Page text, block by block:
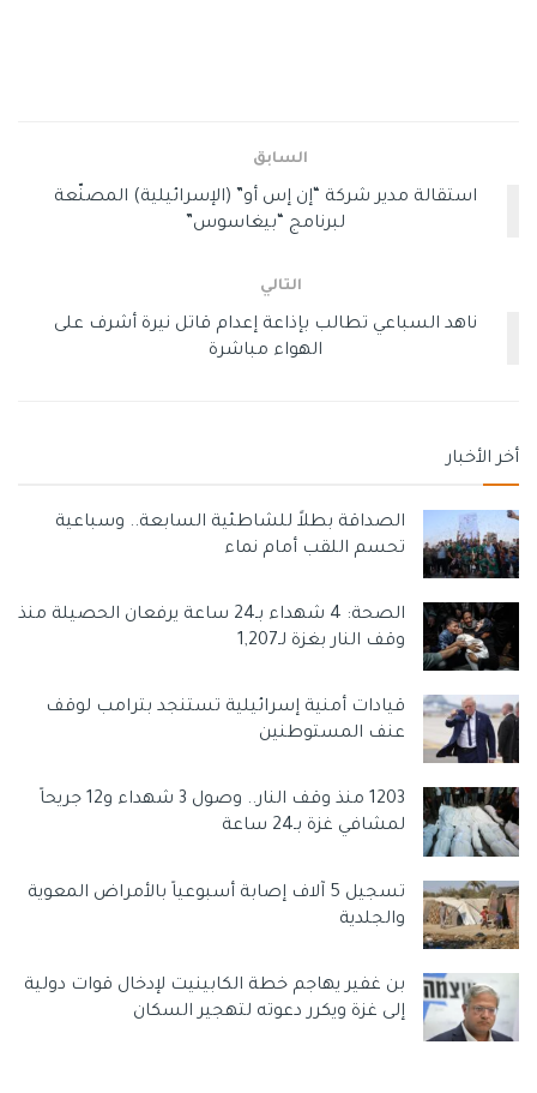
وفاة الزعيم الروحي لحزب شاسالسابق
استقالة مدير شركة “إن إس أو” (الإسرائيلية) المصنّعة
لبرنامج “بيغاسوس”
التالي
ناهد السباعي تطالب بإذاعة إعدام قاتل نيرة أشرف على
الهواء مباشرة
أخر الأخبار
الصداقة بطلاً للشاطئية السابعة.. وسباعية
تحسم اللقب أمام نماء
الصحة: 4 شهداء بـ24 ساعة يرفعان الحصيلة منذ
وقف النار بغزة لـ1,207
قيادات أمنية إسرائيلية تستنجد بترامب لوقف
عنف المستوطنين
1203 منذ وقف النار.. وصول 3 شهداء و12 جريحاً
لمشافي غزة بـ24 ساعة
تسجيل 5 آلاف إصابة أسبوعياً بالأمراض المعوية
والجلدية
بن غفير يهاجم خطة الكابينيت لإدخال قوات دولية
إلى غزة ويكرر دعوته لتهجير السكان